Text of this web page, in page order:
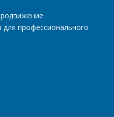
профессионального